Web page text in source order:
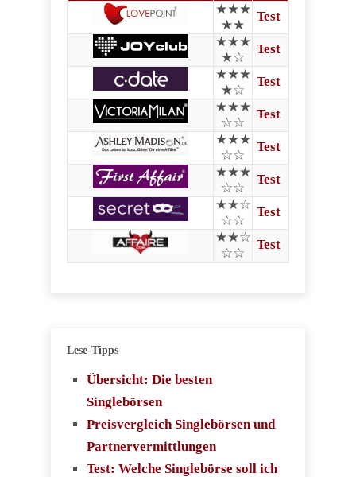
★★★
★★
Test
★★★
★☆
Test
★★★
★☆
Test
★★★
☆☆
Test
★★★
☆☆
Test
★★★
☆☆
Test
★★☆
☆☆
Test
★★☆
☆☆
Test
Lese-Tipps
Übersicht: Die besten
Singlebörsen
Preisvergleich Singlebörsen und
Partnervermittlungen
Test: Welche Singlebörse soll ich